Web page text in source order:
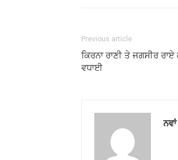
Previous article
ਕਿਰਨਾ ਰਾਣੀ ਤੇ ਜਗਸੀਰ
ਵਧਾਈ